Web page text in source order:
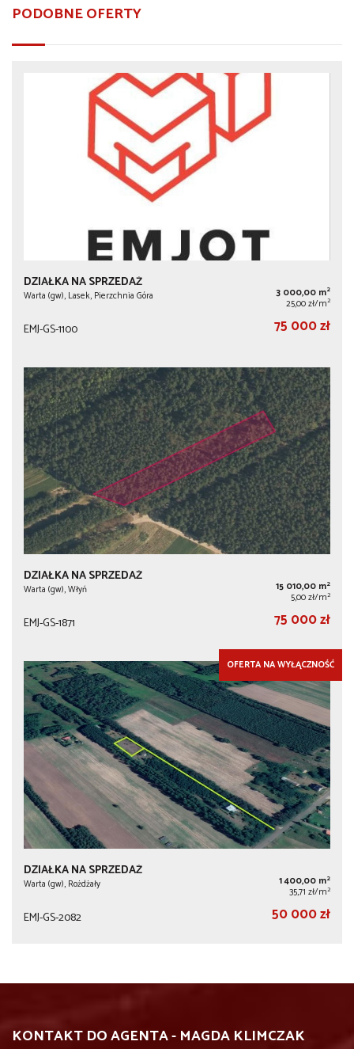
PODOBNE OFERTY
DZIAŁKA NA SPRZEDAŻ
Warta (gw), Lasek, Pierzchnia Góra 3 000,00 m2
25,00 zł/m2
EMJ-GS-1100 75 000 zł
DZIAŁKA NA SPRZEDAŻ
Warta (gw), Włyń 15 010,00 m2
5,00 zł/m2
EMJ-GS-1871 75 000 zł
OFERTA NA WYŁĄCZNOŚĆ
DZIAŁKA NA SPRZEDAŻ
Warta (gw), Rożdżały 1 400,00 m2
35,71 zł/m2
EMJ-GS-2082 50 000 zł
KONTAKT DO AGENTA - MAGDA KLIMCZAK